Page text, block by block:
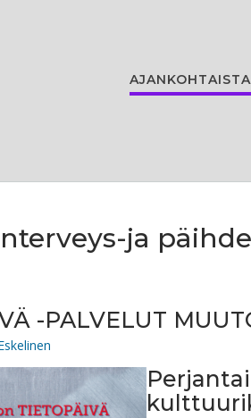
AJANKOHTAISTA
ja
-PALVELUT